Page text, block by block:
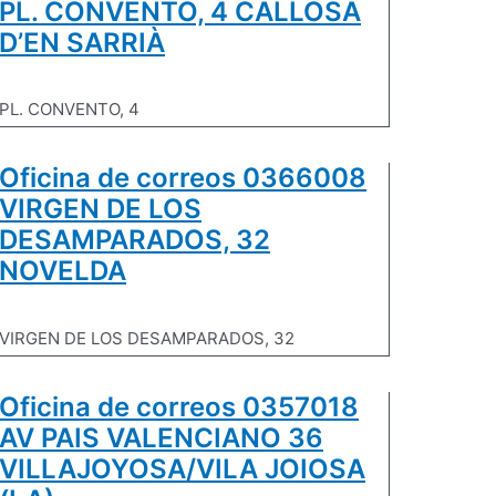
PL. CONVENTO, 4 CALLOSA
D’EN SARRIÀ
PL. CONVENTO, 4
Oficina de correos 0366008
VIRGEN DE LOS
DESAMPARADOS, 32
NOVELDA
VIRGEN DE LOS DESAMPARADOS, 32
Oficina de correos 0357018
AV PAIS VALENCIANO 36
VILLAJOYOSA/VILA JOIOSA